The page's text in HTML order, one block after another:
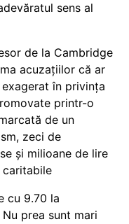
sens al
de la Cambridge
acuzațiilor că ar
în privința
printr-o
de un
zeci de
și milioane de lire
caritabile
cu 9.70 la
prea sunt mari